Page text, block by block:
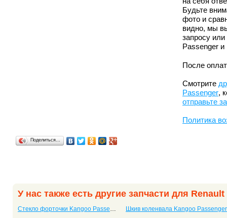
Будьте
фото и
видно, мы
запросу
Passenger
После
Смотрите
Passenger,
отправьте
Политика
Поделиться…
У нас также есть другие запчасти для
Стекло форточки Kangoo Passenger Шкив коленвала Kangoo Passenger